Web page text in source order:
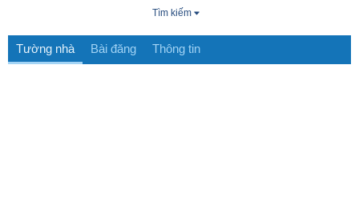
Tìm kiếm
Tường nhà Bài đăng Thông tin